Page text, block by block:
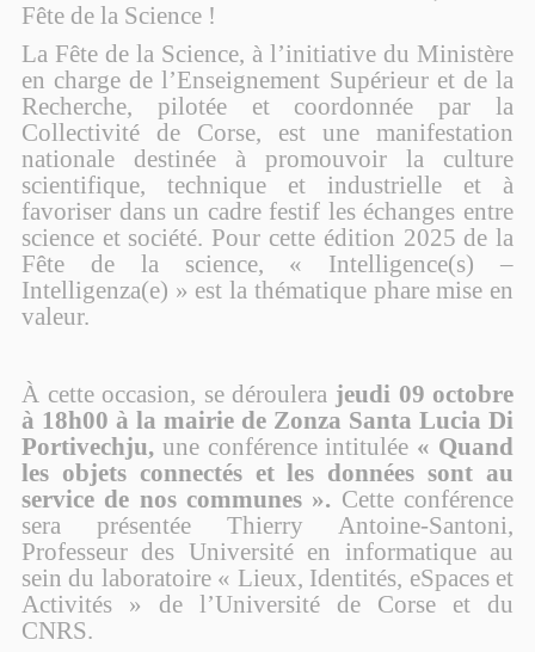
Fête de la Science !
La Fête de la Science, à l’initiative du Ministère
en charge de l’Enseignement Supérieur et de la
Recherche, pilotée et coordonnée par la
Collectivité de Corse, est une manifestation
nationale destinée à promouvoir la culture
scientifique, technique et industrielle et à
favoriser dans un cadre festif les échanges entre
science et société. Pour cette édition 2025 de la
Fête de la science, « Intelligence(s) –
Intelligenza(e) » est la thématique phare mise en
valeur.
À cette occasion, se déroulera jeudi 09 octobre
à 18h00 à la mairie de Zonza Santa Lucia Di
Portivechju,une conférence intitulée « Quand
les objets connectés et les données sont au
service de nos communes ». Cette conférence
sera présentée Thierry Antoine-Santoni,
Professeur des Université en informatique au
sein du laboratoire « Lieux, Identités, eSpaces et
Activités » de l’Université de Corse et du
CNRS.